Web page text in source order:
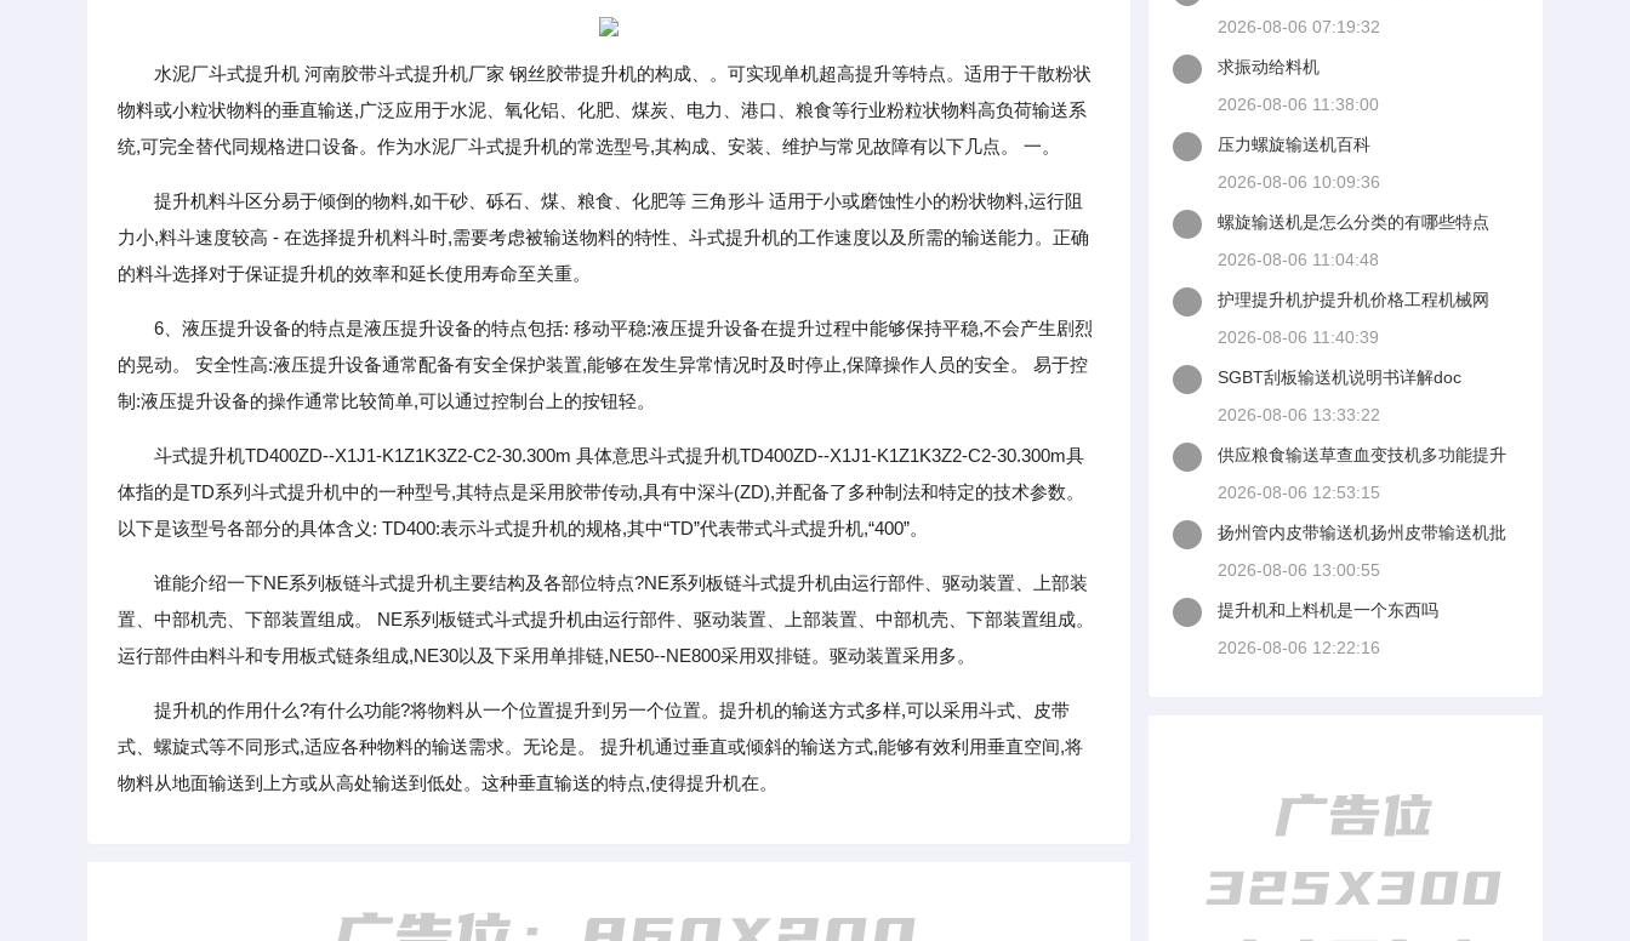
水泥厂斗式提升机 河南胶带斗式提升机厂家 钢丝胶带提升机的构成、。可实现单机超高提升等特点。适用于干散粉状
物料或小粒状物料的垂直输送,广泛应用于水泥、氧化铝、化肥、煤炭、电力、港口、粮食等行业粉粒状物料高负荷输送系
统,可完全替代同规格进口设备。作为水泥厂斗式提升机的常选型号,其构成、安装、维护与常见故障有以下几点。 一。
提升机料斗区分易于倾倒的物料,如干砂、砾石、煤、粮食、化肥等 三角形斗 适用于小或磨蚀性小的粉状物料,运行阻
力小,料斗速度较高 - 在选择提升机料斗时,需要考虑被输送物料的特性、斗式提升机的工作速度以及所需的输送能力。正确
的料斗选择对于保证提升机的效率和延长使用寿命至关重。
6、液压提升设备的特点是液压提升设备的特点包括: 移动平稳:液压提升设备在提升过程中能够保持平稳,不会产生剧烈
的晃动。 安全性高:液压提升设备通常配备有安全保护装置,能够在发生异常情况时及时停止,保障操作人员的安全。 易于控
制:液压提升设备的操作通常比较简单,可以通过控制台上的按钮轻。
斗式提升机TD400ZD--X1J1-K1Z1K3Z2-C2-30.300m 具体意思斗式提升机TD400ZD--X1J1-K1Z1K3Z2-C2-30.300m具
体指的是TD系列斗式提升机中的一种型号,其特点是采用胶带传动,具有中深斗(ZD),并配备了多种制法和特定的技术参数。
以下是该型号各部分的具体含义: TD400:表示斗式提升机的规格,其中“TD”代表带式斗式提升机,“400”。
谁能介绍一下NE系列板链斗式提升机主要结构及各部位特点?NE系列板链斗式提升机由运行部件、驱动装置、上部装
置、中部机壳、下部装置组成。 NE系列板链式斗式提升机由运行部件、驱动装置、上部装置、中部机壳、下部装置组成。
运行部件由料斗和专用板式链条组成,NE30以及下采用单排链,NE50--NE800采用双排链。驱动装置采用多。
提升机的作用什么?有什么功能?将物料从一个位置提升到另一个位置。提升机的输送方式多样,可以采用斗式、皮带
式、螺旋式等不同形式,适应各种物料的输送需求。无论是。 提升机通过垂直或倾斜的输送方式,能够有效利用垂直空间,将
物料从地面输送到上方或从高处输送到低处。这种垂直输送的特点,使得提升机在。
2026-08-06 07:19:32
求振动给料机
2026-08-06 11:38:00
压力螺旋输送机百科
2026-08-06 10:09:36
螺旋输送机是怎么分类的有哪些特点
2026-08-06 11:04:48
护理提升机护提升机价格工程机械网
2026-08-06 11:40:39
SGBT刮板输送机说明书详解doc
2026-08-06 13:33:22
供应粮食输送草查血变技机多功能提升
2026-08-06 12:53:15
扬州管内皮带输送机扬州皮带输送机批
2026-08-06 13:00:55
提升机和上料机是一个东西吗
2026-08-06 12:22:16